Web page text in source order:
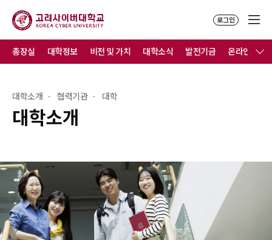
로그인
대학소개
대학소개 협력기관 대학
총장실 대학정보 비전 및 가치 대학소식 발전기금 온라인홍보